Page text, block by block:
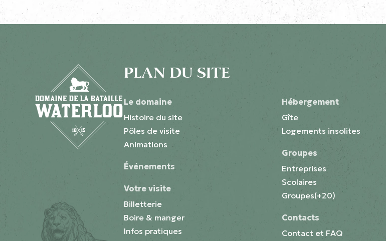
PLAN DU SITE
Le domaine
Histoire du site
Pôles de visite
Animations
Événements
Votre visite
Billetterie
Boire & manger
Infos pratiques
Hébergement
Gîte
Logements insolites
Groupes
Entreprises
Scolaires
Groupes(+20)
Contacts
Contact et FAQ